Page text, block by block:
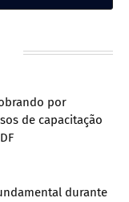
por
de capacitação
durante